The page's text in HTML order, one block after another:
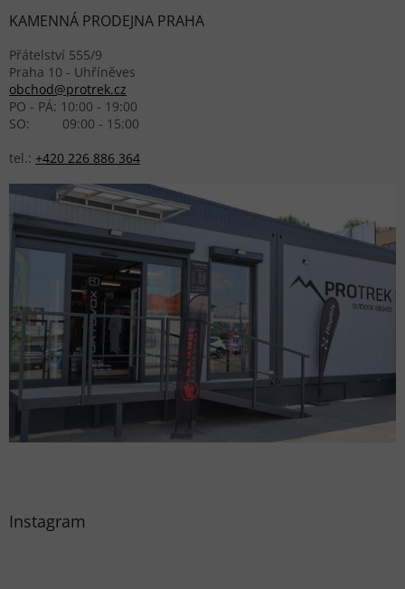
KAMENNÁ PRODEJNA PRAHA
Přátelství 555/9
Praha 10 - Uhříněves
obchod@protrek.cz
PO - PÁ: 10:00 - 19:00
SO: 09:00 - 15:00
tel.: +420 226 886 364
Instagram